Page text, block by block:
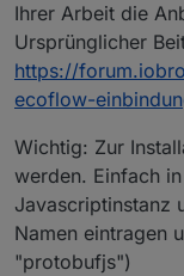
Ihrer Arbeit die
Ursprünglicher
https://
ecoflow-
Wichtig: Zur
werden. Einfach
Javascriptinstanz
Namen eintragen
"protobufjs")